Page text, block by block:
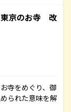
京のお寺 改
寺をめぐり、御
られた意味を解